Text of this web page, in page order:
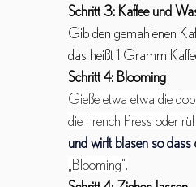
Schritt 3: Kaffee und
Gib den gemahlenen
das heißt 1 Gramm
Schritt 4: Blooming
Gieße etwa etwa die
die French Press oder
und wirft blasen so
„Blooming“.